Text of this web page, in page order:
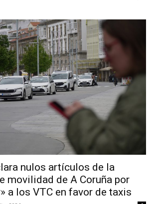
nulos artículos de la
movilidad de A Coruña por
a los VTC en favor de taxis